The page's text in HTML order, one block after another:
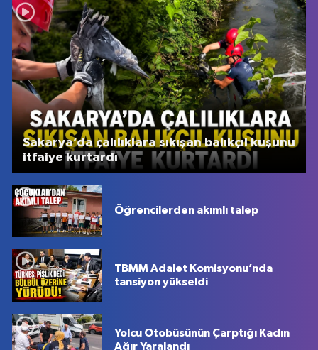
Sakarya’da çalılıklara sıkışan balıkçıl kuşunu
itfaiye kurtardı
Öğrencilerden akımlı talep
TBMM Adalet Komisyonu’nda
tansiyon yükseldi
Yolcu Otobüsünün Çarptığı Kadın
Ağır Yaralandı